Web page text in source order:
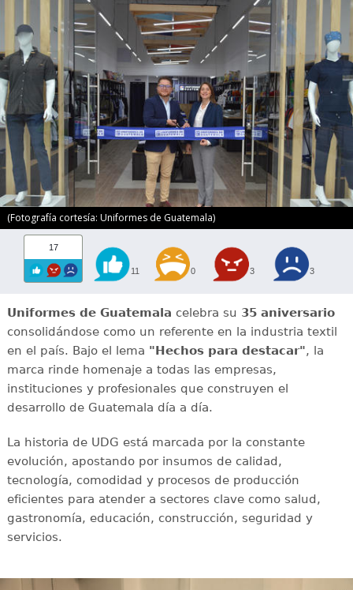
(Fotografía cortesía: Uniformes de Guatemala)
17
11 0 3 3
Uniformes de Guatemala celebra su 35 aniversario
consolidándose como un referente en la industria textil
en el país. Bajo el lema "Hechos para destacar", la
marca rinde homenaje a todas las empresas,
instituciones y profesionales que construyen el
desarrollo de Guatemala día a día.
La historia de UDG está marcada por la constante
evolución, apostando por insumos de calidad,
tecnología, comodidad y procesos de producción
eficientes para atender a sectores clave como salud,
gastronomía, educación, construcción, seguridad y
servicios.